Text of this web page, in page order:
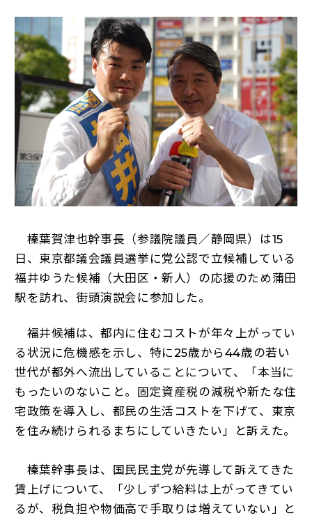
国民民主党学生部（新しいタブで開く）
二次創作ガイドライン（新しいタブで開く）
プライバシーポリシー
特定商取引法に基づく表記
榛葉賀津也幹事長（参議院議員／静岡県）は15
日、東京都議会議員選挙に党公認で立候補している
福井ゆうた候補（大田区・新人）の応援のため蒲田
駅を訪れ、街頭演説会に参加した。
福井候補は、都内に住むコストが年々上がってい
る状況に危機感を示し、特に25歳から44歳の若い
世代が都外へ流出していることについて、「本当に
もったいのないこと。固定資産税の減税や新たな住
宅政策を導入し、都民の生活コストを下げて、東京
を住み続けられるまちにしていきたい」と訴えた。
榛葉幹事長は、国民民主党が先導して訴えてきた
賃上げについて、「少しずつ給料は上がってきてい
るが、税負担や物価高で手取りは増えていない」と